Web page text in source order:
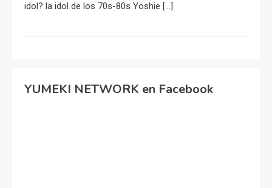
idol? la idol de los 70s-80s Yoshie […]
YUMEKI NETWORK en Facebook